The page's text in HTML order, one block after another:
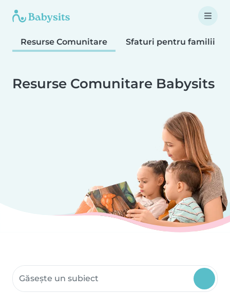
Resurse Comunitare Sfaturi pentru familii
Resurse Comunitare Babysits
Caută resurse comunitare